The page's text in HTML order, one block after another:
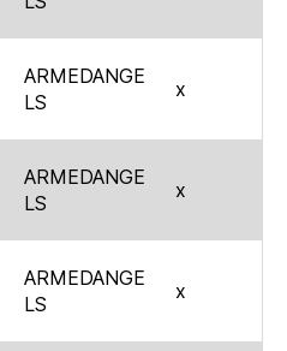
ARMEDANGE
LS
x
ARMEDANGE
LS
x
ARMEDANGE
LS
x